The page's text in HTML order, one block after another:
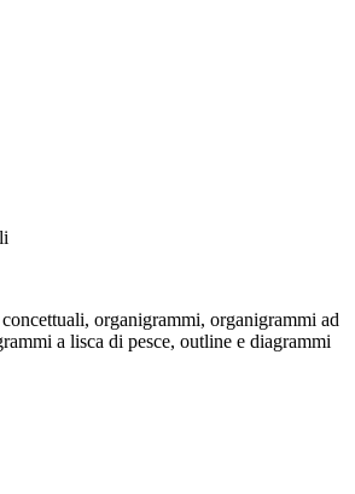
organigrammi, organigrammi ad
a lisca di pesce, outline e diagrammi